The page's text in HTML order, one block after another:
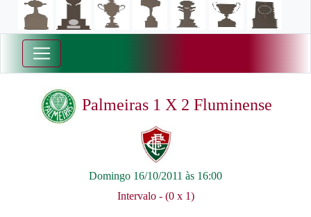
Palmeiras 1 X 2 Fluminense
Domingo 16/10/2011 às 16:00
Intervalo - (0 x 1)